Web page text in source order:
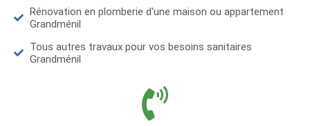
Rénovation en plomberie d'une maison ou appartement
Grandménil
Tous autres travaux pour vos besoins sanitaires
Grandménil